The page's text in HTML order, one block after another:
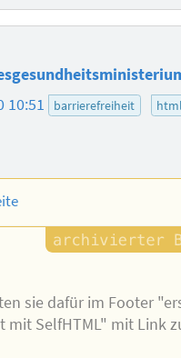
10:51 barrierefreiheit
sie dafür im Footer
mit SelfHTML" mit Link